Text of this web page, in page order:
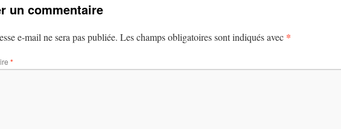
un commentaire
e-mail ne sera pas publiée. Les champs obligatoires sont indiqués avec *
*